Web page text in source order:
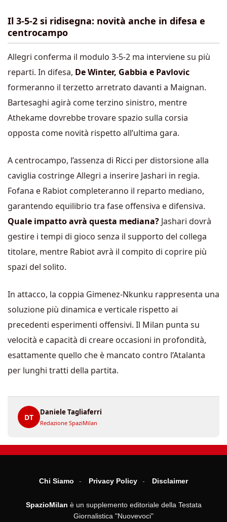
Il 3-5-2 si ridisegna: novità anche in difesa e
centrocampo
Allegri conferma il modulo 3-5-2 ma interviene su più
reparti. In difesa, De Winter, Gabbia e Pavlovic
formeranno il terzetto arretrato davanti a Maignan.
Bartesaghi agirà come terzino sinistro, mentre
Athekame dovrebbe trovare spazio sulla corsia
opposta come novità rispetto all’ultima gara.
A centrocampo, l’assenza di Ricci per distorsione alla
caviglia costringe Allegri a inserire Jashari in regia.
Fofana e Rabiot completeranno il reparto mediano,
garantendo equilibrio tra fase offensiva e difensiva.
Quale impatto avrà questa mediana? Jashari dovrà
gestire i tempi di gioco senza il supporto del collega
titolare, mentre Rabiot avrà il compito di coprire più
spazi del solito.
In attacco, la coppia Gimenez-Nkunku rappresenta una
soluzione più dinamica e verticale rispetto ai
precedenti esperimenti offensivi. Il Milan punta su
velocità e capacità di creare occasioni in profondità,
esattamente quello che è mancato contro l’Atalanta
per lunghi tratti della partita.
DT
Daniele Tagliaferri
Redazione SpaziMilan
Chi Siamo Privacy Policy Disclaimer
SpazioMilan è un supplemento editoriale della Testata
Giornalistica "Nuovevoci"